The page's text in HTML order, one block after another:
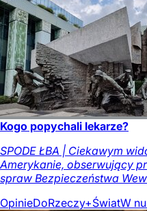
Kogo popychali lekarze?
SPODE ŁBA | Ciekawym
Amerykanie, obserwujący
spraw Bezpieczeństwa
OpinieDoRzeczy+ŚwiatW